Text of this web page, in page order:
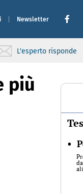
Newsletter
L'esperto risponde
più
•